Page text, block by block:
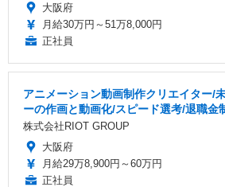
大阪府
月給30万円～51万8,000円
正社員
アニメーション動画制作クリエイター/
ーの作画と動画化/スピード選考/退職金
株式会社RIOT GROUP
大阪府
月給29万8,900円～60万円
正社員